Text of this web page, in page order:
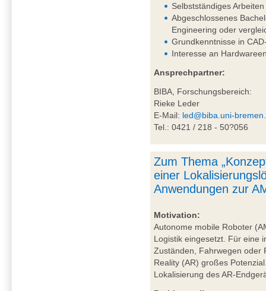
Selbstständiges
Abgeschlossenes
Engineering oder
Grundkenntnisse in
Interesse an
Ansprechpartner:
BIBA, Forschungsbereich:
Rieke Leder
E-Mail: led@biba.uni-
Tel.: 0421 / 218 - 50?056
Zum Thema
einer
Anwendungen zur
Motivation:
Autonome mobile Roboter
Logistik eingesetzt. Für eine
Zuständen, Fahrwegen oder
Reality (AR) großes
Lokalisierung des AR-